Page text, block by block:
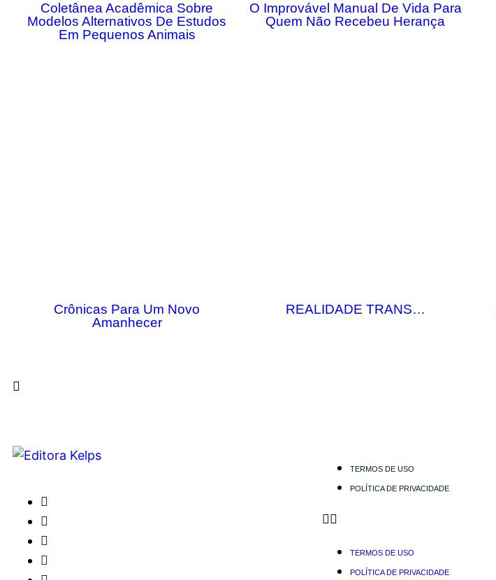
Coletânea Acadêmica Sobre
Modelos Alternativos De Estudos
Em Pequenos Animais
O Improvável Manual De Vida Para
Quem Não Recebeu Herança
Crônicas Para Um Novo
Amanhecer
REALIDADE TRANS…
TERMOS DE USO
POLÍTICA DE PRIVACIDADE
TERMOS DE USO
POLÍTICA DE PRIVACIDADE